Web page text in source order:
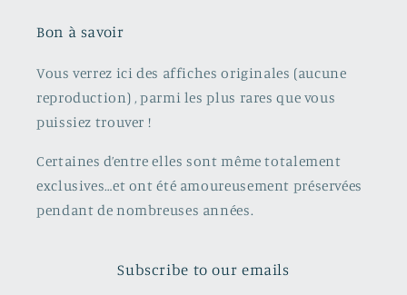
Bon à savoir
Vous verrez ici des affiches originales (aucune
reproduction) , parmi les plus rares que vous
puissiez trouver !
Certaines d’entre elles sont même totalement
exclusives…et ont été amoureusement préservées
pendant de nombreuses années.
Subscribe to our emails